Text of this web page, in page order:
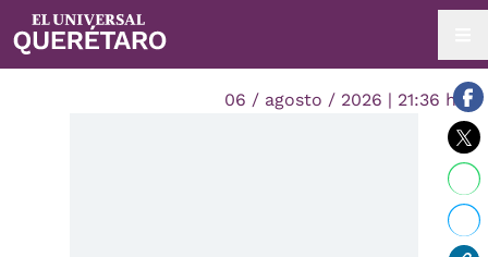
06 / agosto / 2026 | 21:36 hrs.